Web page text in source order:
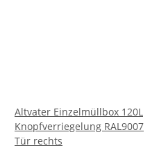
Altvater Einzelmüllbox 120L
Knopfverriegelung RAL9007
Tür rechts